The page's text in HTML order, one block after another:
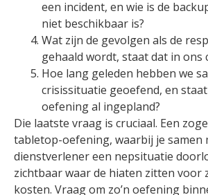
een incident, en wie is de
niet beschikbaar is?
Wat zijn de gevolgen als de
gehaald wordt, staat dat in ons
Hoe lang geleden hebben we
crisissituatie geoefend, en
oefening al ingepland?
Die laatste vraag is cruciaal. Een
tabletop-oefening, waarbij je samen
dienstverlener een nepsituatie
zichtbaar waar de hiaten zitten voor
kosten. Vraag om zo’n oefening